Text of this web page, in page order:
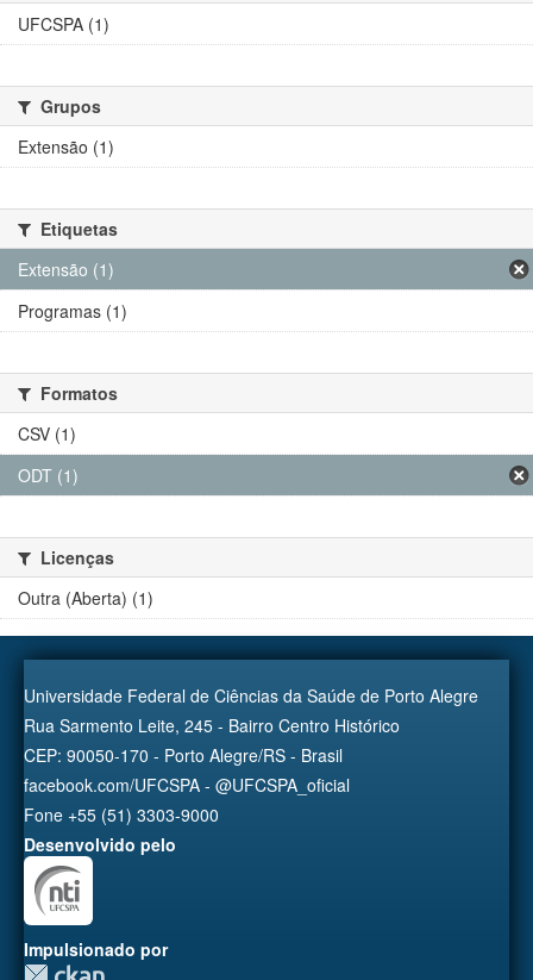
UFCSPA (1)
Grupos
Extensão (1)
Etiquetas
Extensão (1)
Programas (1)
Formatos
CSV (1)
ODT (1)
Licenças
Outra (Aberta) (1)
Universidade Federal de Ciências da Saúde de Porto Alegre
Rua Sarmento Leite, 245 - Bairro Centro Histórico
CEP: 90050-170 - Porto Alegre/RS - Brasil
facebook.com/UFCSPA - @UFCSPA_oficial
Fone +55 (51) 3303-9000
Desenvolvido pelo
Impulsionado por